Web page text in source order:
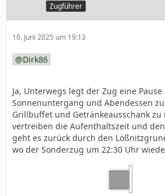
Zugführer
10. Juni 2025 um 19:13
Dirk86
Ja, Unterwegs legt der Zug eine
Sonnenuntergang und Abendessen
Grillbuffet und Getränkeausschank zu
vertreiben die Aufenthaltszeit und
geht es zurück durch den
wo der Sonderzug um 22:30 Uhr